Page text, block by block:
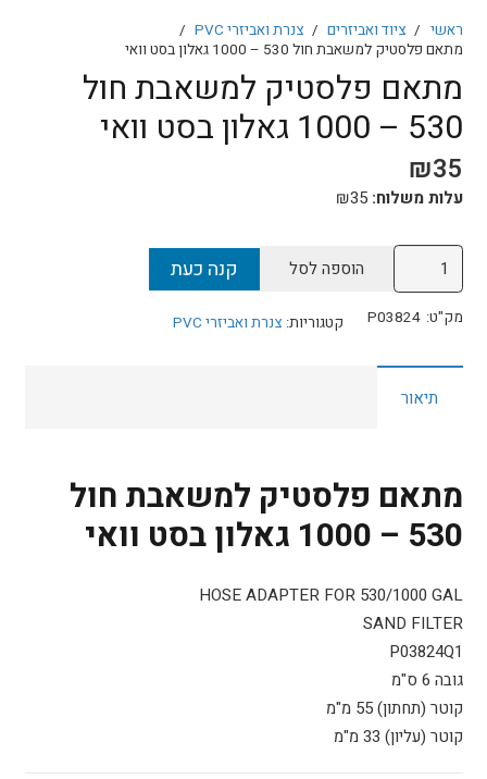
ראשי / ציוד ואביזרים / צנרת ואביזרי PVC
/
מתאם פלסטיק למשאבת חול 530 – 1000 גאלון בסט וואי
מתאם פלסטיק למשאבת חול
530 – 1000 גאלון בסט וואי
₪35
עלות משלוח: ₪35
כמות
של
מתאם
למשאבת
1000
גאלון
בסט
הוספה לסל קנה כעת
מק"ט: P03824 קטגוריות: צנרת ואביזרי PVC
תיאור
מתאם פלסטיק למשאבת חול
530 – 1000 גאלון בסט וואי
HOSE ADAPTER FOR 530/1000 GAL
SAND FILTER
P03824Q1
גובה 6 ס"מ
קוטר (תחתון) 55 מ"מ
קוטר (עליון) 33 מ"מ